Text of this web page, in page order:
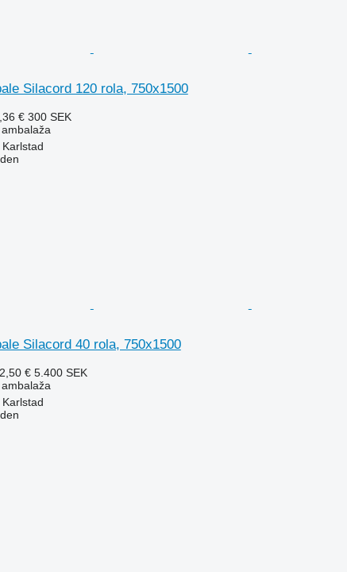
Silacord 120 rola, 750x1500
€ 300 SEK
Silacord 40 rola, 750x1500
€ 5.400 SEK